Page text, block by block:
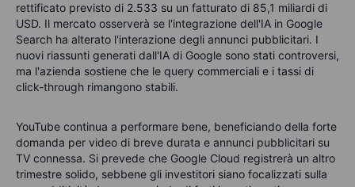
rettificato previsto di 2.533 su un fatturato di 85,1 miliardi di
USD. Il mercato osserverà se l'integrazione dell'IA in Google
Search ha alterato l'interazione degli annunci pubblicitari. I
nuovi riassunti generati dall'IA di Google sono stati controversi,
ma l'azienda sostiene che le query commerciali e i tassi di
click-through rimangono stabili.
YouTube continua a performare bene, beneficiando della forte
domanda per video di breve durata e annunci pubblicitari su
TV connessa. Si prevede che Google Cloud registrerà un altro
trimestre solido, sebbene gli investitori siano focalizzati sulla